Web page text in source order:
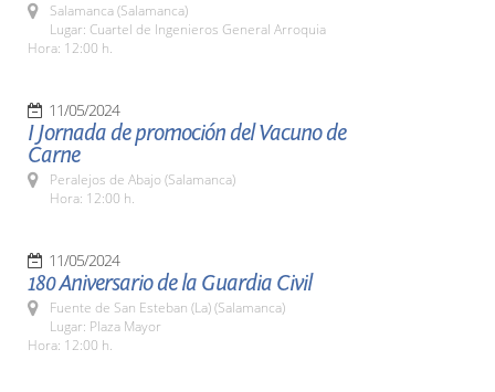
Salamanca (Salamanca)
Lugar: Cuartel de Ingenieros General Arroquia
Hora: 12:00 h.
11/05/2024
I Jornada de promoción del Vacuno de
Carne
Peralejos de Abajo (Salamanca)
Hora: 12:00 h.
11/05/2024
180 Aniversario de la Guardia Civil
Fuente de San Esteban (La) (Salamanca)
Lugar: Plaza Mayor
Hora: 12:00 h.